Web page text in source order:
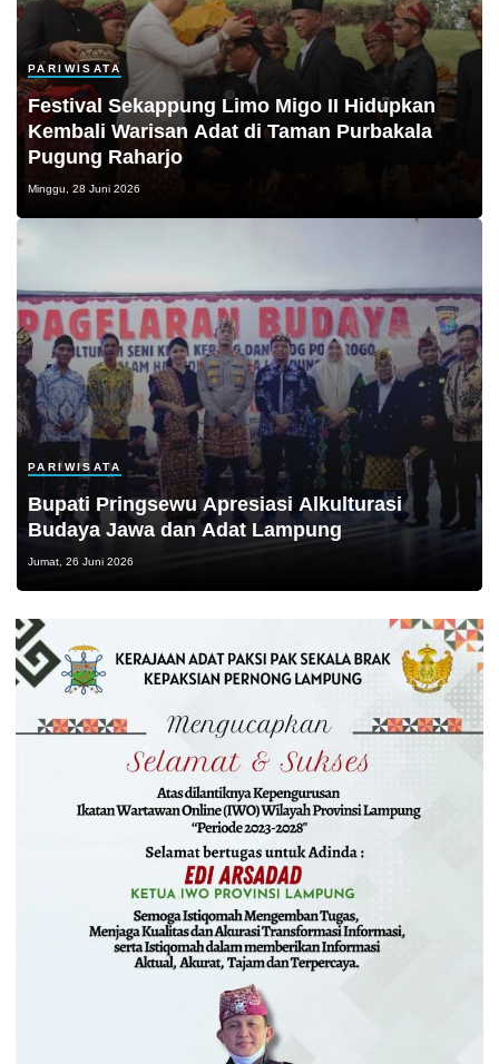
PARIWISATA
Festival Sekappung Limo Migo II Hidupkan
Kembali Warisan Adat di Taman Purbakala
Pugung Raharjo
Minggu, 28 Juni 2026
PARIWISATA
Bupati Pringsewu Apresiasi Alkulturasi
Budaya Jawa dan Adat Lampung
Jumat, 26 Juni 2026